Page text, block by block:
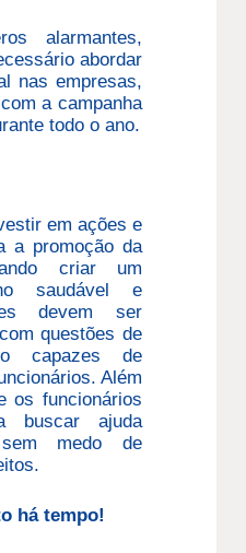
alarmantes,
abordar
nas empresas,
a campanha
todo o ano.
em ações e
a promoção da
criar um
saudável e
devem ser
questões de
capazes de
Além
os funcionários
buscar ajuda
sem medo de
há tempo!